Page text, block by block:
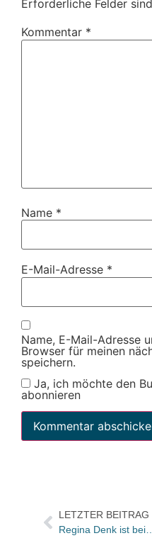
Erforderliche Felder
Kommentar *
Name *
E-Mail-Adresse *
Name, E-Mail-Adresse
Browser für meinen
speichern.
Ja, ich möchte den
abonnieren
LETZTER BEITRAG
Regina Denk ist beim Münchner EMF Verlag gestartet und baut hier ein Belletristik-Programm auf